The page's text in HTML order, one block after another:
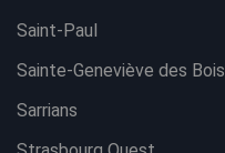
Saint-Paul
Sainte-Geneviève des Bois
Sarrians